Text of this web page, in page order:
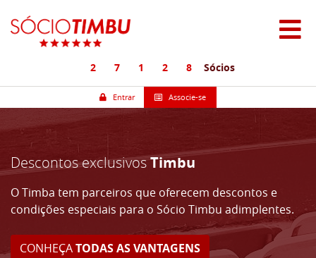
Entrar Associe-se
2 7 1 2 8 Sócios
Descontos exclusivosTimbu
O Timba tem parceiros que oferecem descontos e
condições especiais para o Sócio Timbu adimplentes.
CONHEÇATODAS AS VANTAGENS